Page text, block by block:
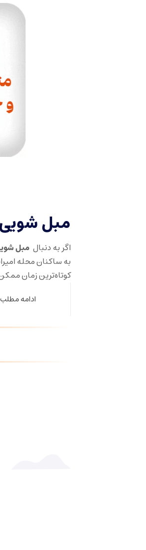
مبل
اگر به دنبال مبل
به ساکنان محله
کوتاه‌ترین زمان
ادامه